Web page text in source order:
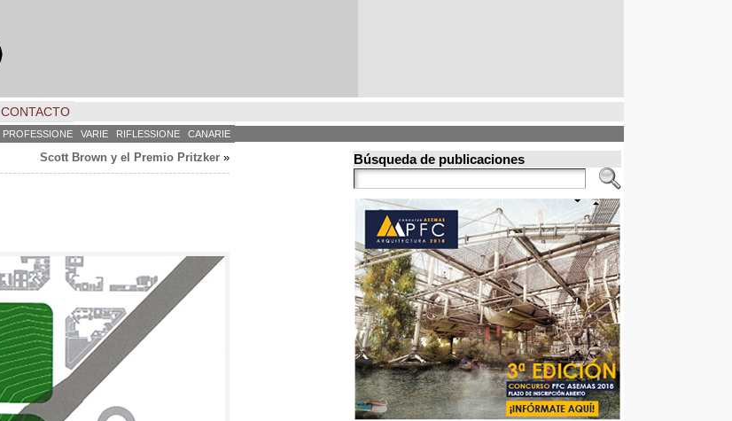
CONTACTO
PROFESSIONE VARIE RIFLESSIONE CANARIE
Scott Brown y el Premio Pritzker » Búsqueda de publicaciones